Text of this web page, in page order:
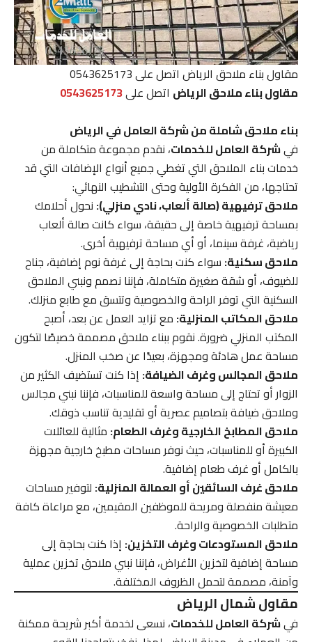
مقاول بناء ملاحق الرياض اتصل على 0543625173
مقاول بناء ملاحق الرياضاتصل على0543625173
بناء ملاحق شاملة من شركة العامل في الرياض
فيشركة العامل للخدمات، نقدم مجموعة متكاملة من
خدمات بناء الملاحق التي تغطي جميع أنواع الإضافات التي قد
تحتاجها، من الفكرة الأولية وحتى التشطيب النهائي:
ملاحق ترفيهية (صالة ألعاب، نادي منزلي):نحول أحلامك
بمساحة ترفيهية خاصة إلى حقيقة، سواء كانت صالة ألعاب
رياضية، غرفة سينما، أو أي مساحة ترفيهية أخرى.
ملاحق سكنية:سواء كنت بحاجة إلى غرفة نوم إضافية، جناح
للضيوف، أو شقة صغيرة متكاملة، فإننا نصمم ونبني الملاحق
السكنية التي توفر الراحة والخصوصية وتتسق مع طابع منزلك.
ملاحق المكاتب المنزلية:مع تزايد العمل عن بعد، أصبح
المكتب المنزلي ضرورة. نقوم ببناء ملاحق مصممة خصيصًا لتكون
مساحة عمل هادئة ومجهزة، بعيدًا عن صخب المنزل.
ملاحق المجالس وغرف الضيافة:إذا كنت تستضيف الكثير من
الزوار أو تحتاج إلى مساحة واسعة للمناسبات، فإننا نبني مجالس
وملاحق ضيافة بتصاميم عصرية أو تقليدية تناسب ذوقك.
ملاحق المطابخ الخارجية وغرف الطعام:مثالية للعائلات
الكبيرة أو للمناسبات، حيث نوفر مساحات مطبخ خارجية مجهزة
بالكامل أو غرف طعام إضافية.
ملاحق غرف السائقين أو العمالة المنزلية:لتوفير مساحات
معيشة منفصلة ومريحة للموظفين المقيمين، مع مراعاة كافة
متطلبات الخصوصية والراحة.
ملاحق المستودعات وغرف التخزين:إذا كنت بحاجة إلى
مساحة إضافية لتخزين الأغراض، فإننا نبني ملاحق تخزين عملية
وآمنة، مصممة لتحمل الظروف المختلفة.
مقاول شمال الرياض
فيشركة العامل للخدمات، نسعى لخدمة أكبر شريحة ممكنة